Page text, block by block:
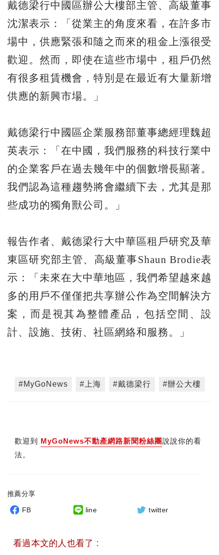
戴德梁行中國區辦公大樓部主管、高級董事
沈潔表示：「從業主的角度來看，在許多市
場中，供應緊張和隨之而來的租金上漲很受
歡迎。然而，即使在這些市場中，租戶仍然
有很多租賃機會，特別是在最近有大量新增
供應的新興市場。」
戴德梁行中國區企業服務部董事總經理魏超
英表示：「在中國，我們服務的科技行業中
的企業客戶在過去幾年中的個數增長顯著。
我們認為這種趨勢將會繼續下去，尤其是那
些成功的獨角獸公司。」
報告作者、戴德梁行大中華區租戶研究及華
東區研究部主管、高級董事Shaun Brodie表
示：「未來在大中華地區，我們希望越來越
多的用戶不僅僅把共享辦公作為空間解決方
案，而是視其為整體產品，包括空間、設
計、設施、技術、社區網絡和服務。」
#MyGoNews #上海 #戴德梁行 #辦公大樓
歡迎到 MyGoNews不動產網路新聞粉絲團說說你的看
法。
推薦分享
FB line twitter
看過本文的人也看了 :